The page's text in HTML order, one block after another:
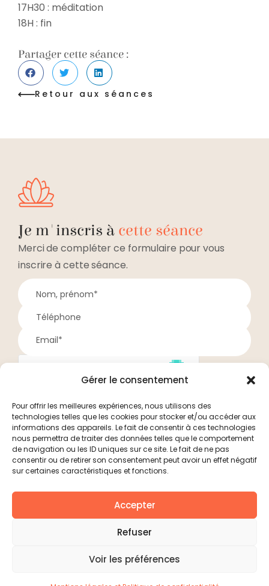
Gérer le consentement
Pour offrir les meilleures expériences, nous utilisons des
technologies telles que les cookies pour stocker et/ou accéder aux
informations des appareils. Le fait de consentir à ces technologies
nous permettra de traiter des données telles que le comportement
de navigation ou les ID uniques sur ce site. Le fait de ne pas
consentir ou de retirer son consentement peut avoir un effet négatif
sur certaines caractéristiques et fonctions.
Accepter
Refuser
Voir les préférences
17H30 : méditation
18H : fin
Partager cette séance :
Retour aux séances
Je m'inscris à cette séance
Merci de compléter ce formulaire pour vous
inscrire à cette séance.
Je valide mon inscription
Vos informations personnelles ne seront utilisées que dans
le cadre de l’inscription à cette séance, par exemple pour
confidentialité